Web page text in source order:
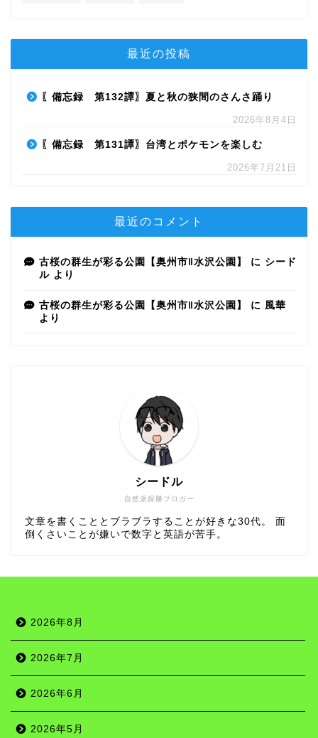
最近の投稿
〖備忘録 第132譚〗夏と秋の狭間のさんさ踊り
2026年8月4日
〖備忘録 第131譚〗台湾とポケモンを楽しむ
2026年7月21日
最近のコメント
古桜の群生が彩る公園【奥州市‖水沢公園】 に シード
ル より
古桜の群生が彩る公園【奥州市‖水沢公園】 に 風華
より
自然派探勝ブロガー
シードル
文章を書くこととブラブラすることが好きな30代。 面
倒くさいことが嫌いで数字と英語が苦手。
2026年8月
2026年7月
2026年6月
2026年5月